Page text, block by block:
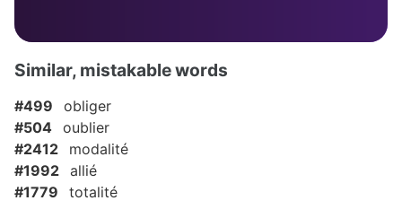
Similar, mistakable words
#499
obliger
#504 oublier
#2412
modalité
#1992 allié
#1779
totalité